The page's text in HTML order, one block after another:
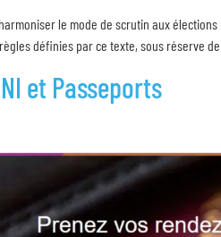
le mode de scrutin aux
définies par ce texte, sous réserve
et Passeports